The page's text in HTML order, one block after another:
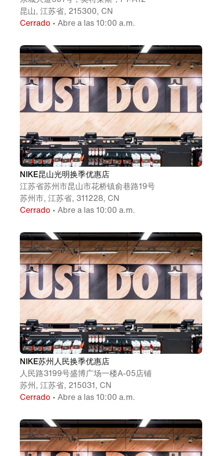
昆山, 江苏省, 215300, CN
Cerrado • Abre a las 10:00 a.m.
NIKE昆山光明换季优惠店
江苏省苏州市昆山市花桥镇俞巷路19号
苏州市, 江苏省, 311228, CN
Cerrado • Abre a las 10:00 a.m.
NIKE苏州人民换季优惠店
人民路3199号盛博广场一楼A-05店铺
苏州, 江苏省, 215031, CN
Cerrado • Abre a las 10:00 a.m.